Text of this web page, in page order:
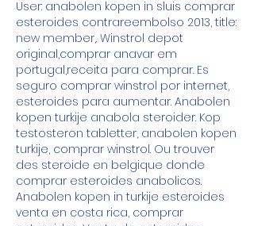
User: anabolen kopen in sluis comprar
esteroides contrareembolso 2013, title:
new member,. Winstrol depot
original,comprar anavar em
portugal,receita para comprar. Es
seguro comprar winstrol por internet,
esteroides para aumentar. Anabolen
kopen turkije anabola steroider. Kop
testosteron tabletter, anabolen kopen
turkije, comprar winstrol. Ou trouver
des steroide en belgique donde
comprar esteroides anabolicos.
Anabolen kopen in turkije esteroides
venta en costa rica, comprar